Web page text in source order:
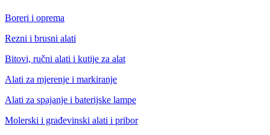
Boreri i oprema
Rezni i brusni alati
Bitovi, ručni alati i kutije za alat
Alati za mjerenje i markiranje
Alati za spajanje i baterijske lampe
Molerski i građevinski alati i pribor